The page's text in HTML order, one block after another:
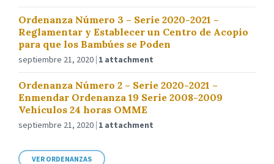
Ordenanza Número 3 – Serie 2020-2021 –
Reglamentar y Establecer un Centro de Acopio
para que los Bambúes se Poden
septiembre 21, 2020 1 attachment
Ordenanza Número 2 – Serie 2020-2021 –
Enmendar Ordenanza 19 Serie 2008-2009
Vehículos 24 horas OMME
septiembre 21, 2020 1 attachment
VER ORDENANZAS